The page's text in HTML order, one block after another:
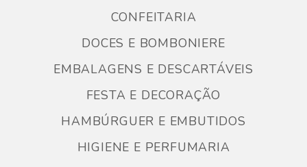
CONFEITARIA
DOCES E BOMBONIERE
EMBALAGENS E DESCARTÁVEIS
FESTA E DECORAÇÃO
HAMBÚRGUER E EMBUTIDOS
HIGIENE E PERFUMARIA